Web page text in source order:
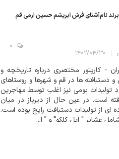
نام‌آشنای فرش ابریشم حسین ارمی قم
۱۴۰۲/۰۴/۳۰
0
- کارپتور مختصری درباره تاریخچه و
و دستبافته ها در قم و شهرها و روستاهای
تولیدات بومی نیز اغلب توسط مهاجرین
است. در عین حال از دیرباز در میان
ای از تولیدات دستبافت رایج بوده است.
عشایر " ایل کلکو" و " ا...